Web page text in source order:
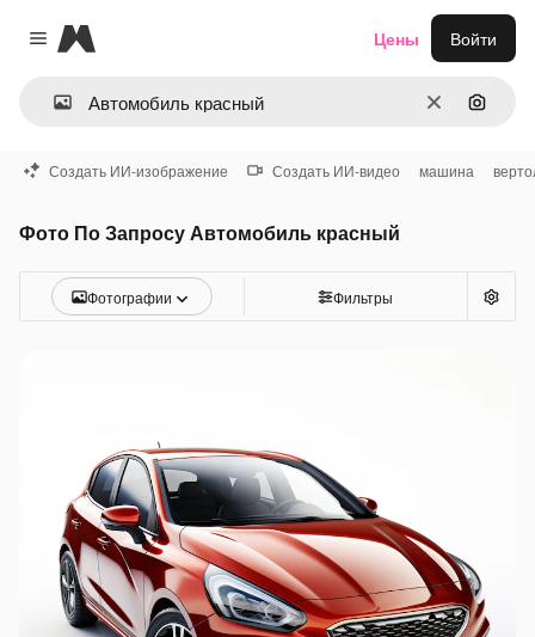
Close menu
Magnific
ОчиститьПоиск
Цены Войти
Создать ИИ-изображение Создать ИИ-видео машина
Фото По Запросу Автомобиль красный
Фотографии Фильтры